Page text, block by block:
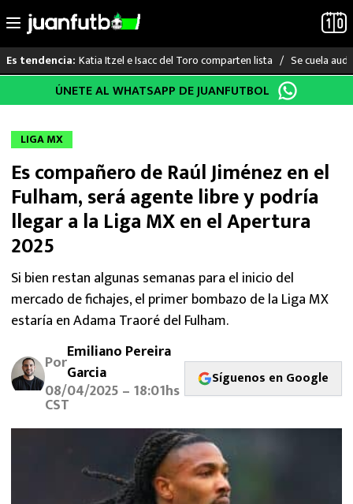
al
Es tendencia: Katia Itzel e Isacc del Toro comparten lista Se cuela
LO ÚLTIMO
LIGA MX
RAYADOS
PUMAS
ATLANTE
SELECCIÓN MEXICANA
FUTBOL INTERNACIONAL
MEXICANOS EN EL EXTRANJERO
FUTBOL ESTUFA
ÚNETE AL WHATSAPP DE JUANFUTBOL
LIGA MX
Es compañero de Raúl Jiménez en el
Fulham, será agente libre y podría
llegar a la Liga MX en el Apertura
2025
Si bien restan algunas semanas para el inicio del
mercado de fichajes, el primer bombazo de la Liga MX
estaría en Adama Traoré del Fulham.
PorEmiliano Pereira
Garcia
08/04/2025 – 18:01hs
CST
Síguenos en Google